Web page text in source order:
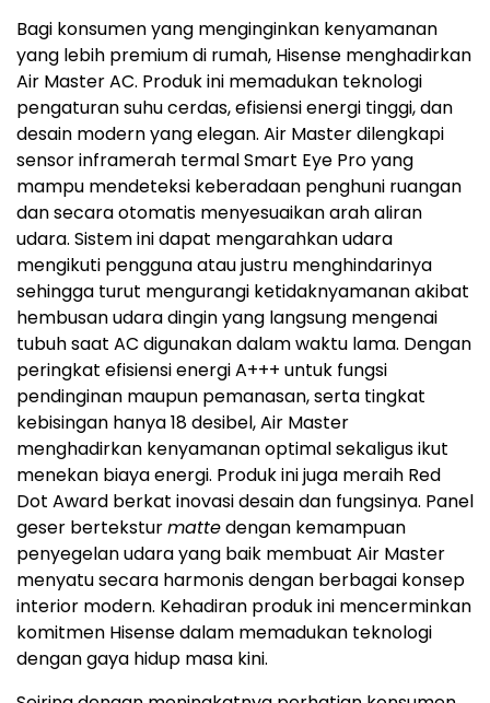
Bagi konsumen yang menginginkan kenyamanan
yang lebih premium di rumah, Hisense menghadirkan
Air Master AC. Produk ini memadukan teknologi
pengaturan suhu cerdas, efisiensi energi tinggi, dan
desain modern yang elegan. Air Master dilengkapi
sensor inframerah termal Smart Eye Pro yang
mampu mendeteksi keberadaan penghuni ruangan
dan secara otomatis menyesuaikan arah aliran
udara. Sistem ini dapat mengarahkan udara
mengikuti pengguna atau justru menghindarinya
sehingga turut mengurangi ketidaknyamanan akibat
hembusan udara dingin yang langsung mengenai
tubuh saat AC digunakan dalam waktu lama. Dengan
peringkat efisiensi energi A+++ untuk fungsi
pendinginan maupun pemanasan, serta tingkat
kebisingan hanya 18 desibel, Air Master
menghadirkan kenyamanan optimal sekaligus ikut
menekan biaya energi. Produk ini juga meraih Red
Dot Award berkat inovasi desain dan fungsinya. Panel
geser berteksturmattedengan kemampuan
penyegelan udara yang baik membuat Air Master
menyatu secara harmonis dengan berbagai konsep
interior modern. Kehadiran produk ini mencerminkan
komitmen Hisense dalam memadukan teknologi
dengan gaya hidup masa kini.